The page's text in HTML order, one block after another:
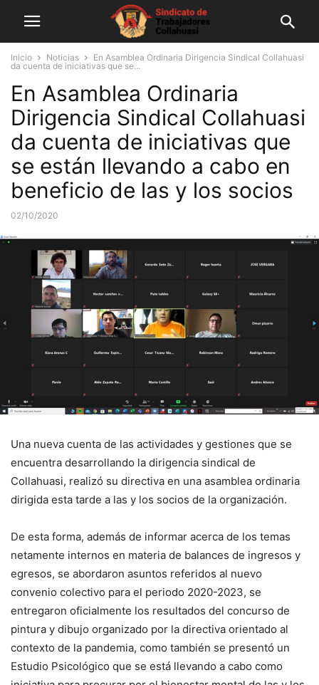
Inicio Noticias
En Asamblea Ordinaria Dirigencia Sindical Collahuasi
da cuenta de iniciativas que se...
En Asamblea Ordinaria
Dirigencia Sindical Collahuasi
da cuenta de iniciativas que
se están llevando a cabo en
beneficio de las y los socios
02/10/2020
Una nueva cuenta de las actividades y gestiones que se
encuentra desarrollando la dirigencia sindical de
Collahuasi, realizó su directiva en una asamblea ordinaria
dirigida esta tarde a las y los socios de la organización.
De esta forma, además de informar acerca de los temas
netamente internos en materia de balances de ingresos y
egresos, se abordaron asuntos referidos al nuevo
convenio colectivo para el periodo 2020-2023, se
entregaron oficialmente los resultados del concurso de
pintura y dibujo organizado por la directiva orientado al
contexto de la pandemia, como también se presentó un
Estudio Psicológico que se está llevando a cabo como